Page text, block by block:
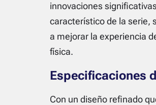
innovaciones
característico de la serie,
a mejorar la experiencia
física.
Especificaciones
Con un diseño refinado